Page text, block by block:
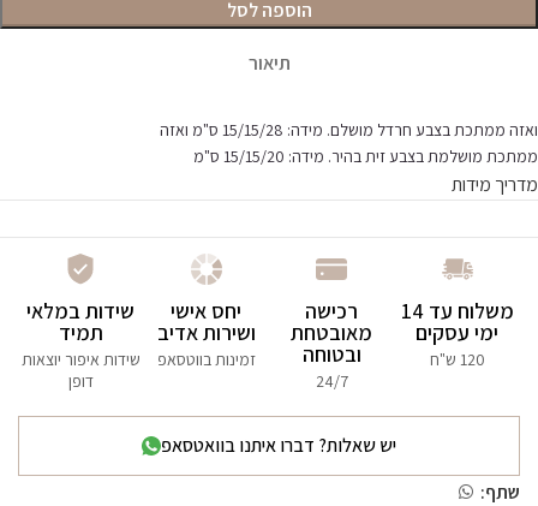
הוספה לסל
תיאור
ואזה ממתכת בצבע חרדל מושלם. מידה: 15/15/28 ס"מ ואזה
ממתכת מושלמת בצבע זית בהיר. מידה: 15/15/20 ס"מ
מדריך מידות
משלוח עד 14
ימי עסקים
120 ש"ח
רכישה
מאובטחת
ובטוחה
24/7
יחס אישי
ושירות אדיב
זמינות בווטסאפ
שידות במלאי
תמיד
שידות איפור יוצאות
דופן
יש שאלות? דברו איתנו בוואטסאפ
שתף: